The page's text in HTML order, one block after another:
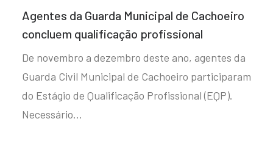
Agentes da Guarda Municipal de Cachoeiro
concluem qualificação profissional
De novembro a dezembro deste ano, agentes da
Guarda Civil Municipal de Cachoeiro participaram
do Estágio de Qualificação Profissional (EQP).
Necessário…